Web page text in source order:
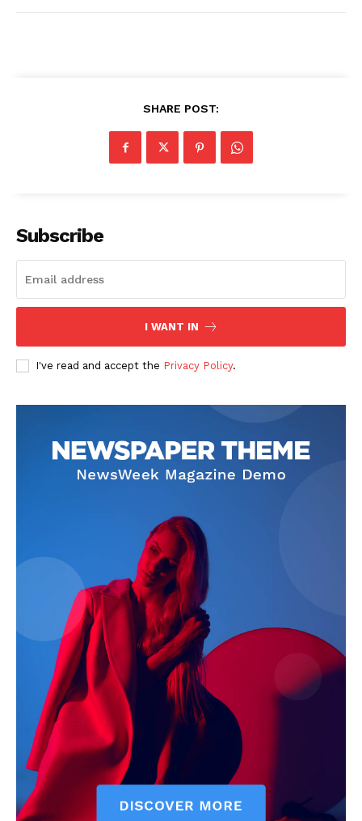
SHARE POST:
Subscribe
I WANT IN
I've read and accept the Privacy Policy.